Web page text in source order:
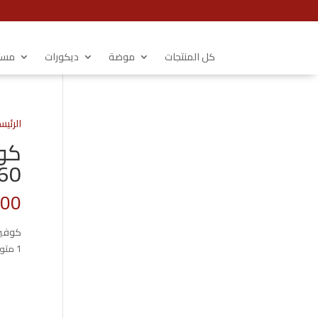
كل المنتجات موضة ديكورات
1 متوفر في المخزون